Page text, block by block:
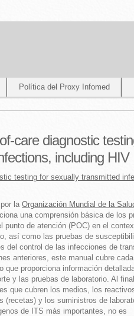
Política del Proxy Infomed
care diagnostic
including HIV
testing for sexually transmitted
la Organización Mundial de la
una comprensión básica de los
punto de atención (POC) en el
así como las pruebas de
del control de las infecciones de
anteriores, este manual cubre cada
que proporciona información
y las pruebas de laboratorio. Al
que cubren los medios, los
(recetas) y los suministros de
de ITS más importantes, no es